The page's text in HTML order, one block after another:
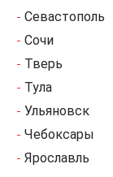
Севастополь
Сочи
Тверь
Тула
Ульяновск
Чебоксары
Ярославль